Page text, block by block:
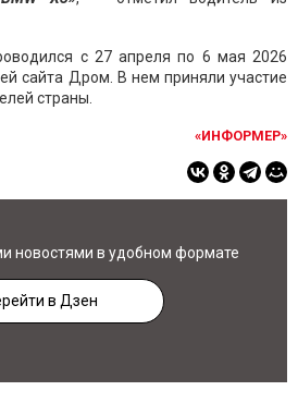
с 27 апреля по 6 мая 2026
сайта Дром. В нем приняли участие
страны.
«ИНФОРМЕР»
новостями в удобном формате
в Дзен